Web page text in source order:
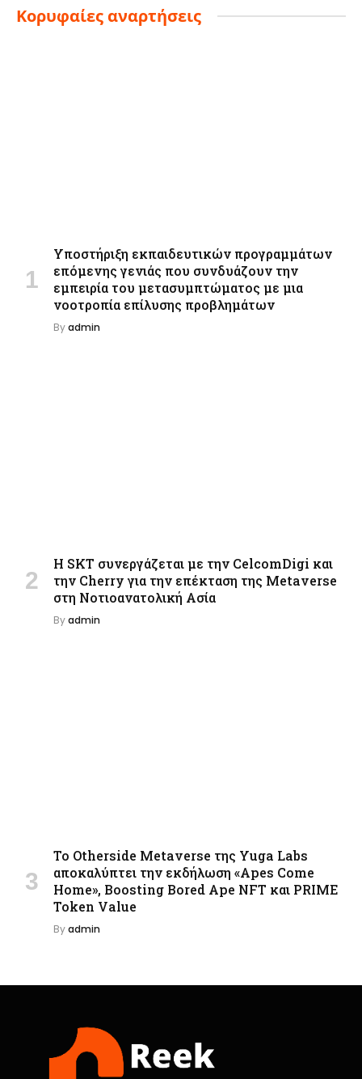
Κορυφαίες αναρτήσεις
Υποστήριξη εκπαιδευτικών προγραμμάτων
επόμενης γενιάς που συνδυάζουν την
εμπειρία του μετασυμπτώματος με μια
νοοτροπία επίλυσης προβλημάτων
Byadmin
Η SKT συνεργάζεται με την CelcomDigi και
την Cherry για την επέκταση της Metaverse
στη Νοτιοανατολική Ασία
Byadmin
Το Otherside Metaverse της Yuga Labs
αποκαλύπτει την εκδήλωση «Apes Come
Home», Boosting Bored Ape NFT και PRIME
Token Value
Byadmin